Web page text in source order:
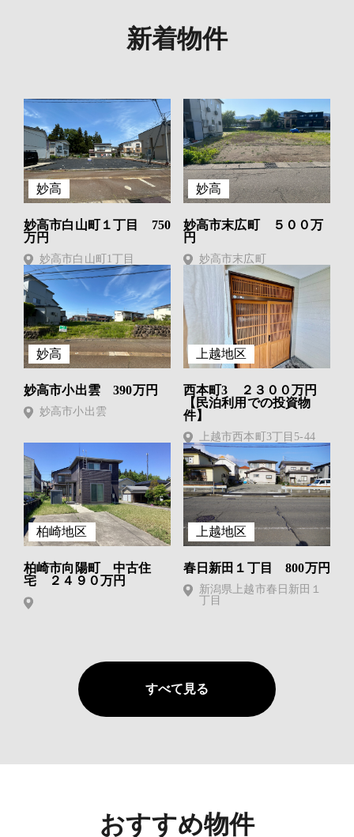
新着物件
妙高
妙高市白山町１丁目 750
万円
妙高市白山町1丁目
妙高
妙高市末広町 ５００万
円
妙高市末広町
妙高
妙高市小出雲 390万円
妙高市小出雲
上越地区
西本町3 ２３００万円
【民泊利用での投資物
件】
上越市西本町3丁目5-44
柏崎地区
柏崎市向陽町 中古住
宅 ２４９０万円
上越地区
春日新田１丁目 800万円
新潟県上越市春日新田１
丁目
すべて見る
おすすめ物件